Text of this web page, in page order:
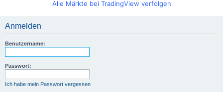
Alle Märkte bei TradingView verfolgen
Anmelden
Benutzername:
Passwort:
Ich habe mein Passwort vergessen